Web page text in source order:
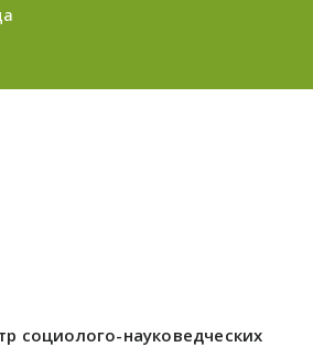
социолого-науковедческих